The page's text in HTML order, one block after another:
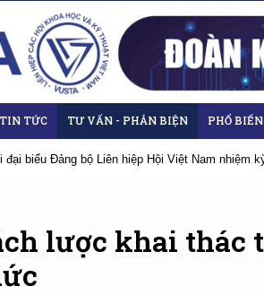
TIN TỨC TƯ VẤN - PHẢN BIỆN PHỔ
biểu Đảng bộ Liên hiệp Hội Việt Nam nhiệm
lược khai thác